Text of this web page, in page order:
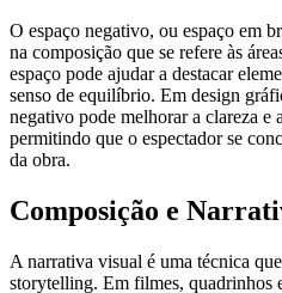
O espaço negativo, ou espaço em
na composição que se refere às
espaço pode ajudar a destacar
senso de equilíbrio. Em design
negativo pode melhorar a clareza e
permitindo que o espectador se
da obra.
Composição e
A narrativa visual é uma técnica
storytelling. Em filmes, quadrinhos